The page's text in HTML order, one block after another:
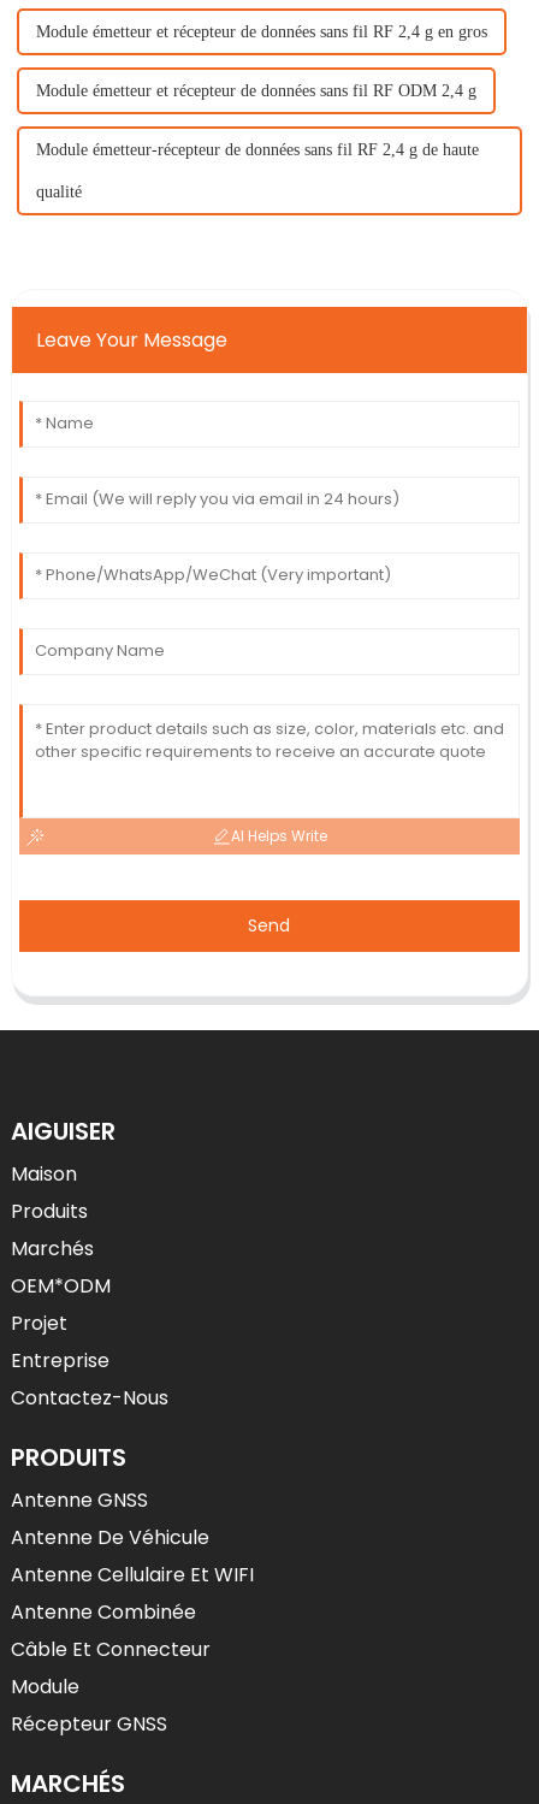
Module émetteur et récepteur de données sans fil RF 2,4 g en gros
Module émetteur et récepteur de données sans fil RF ODM 2,4 g
Module émetteur-récepteur de données sans fil RF 2,4 g de haute
qualité
Leave Your Message
AI Helps Write
Send
AIGUISER
Maison
Produits
Marchés
OEM*ODM
Projet
Entreprise
Contactez-Nous
PRODUITS
Antenne GNSS
Antenne De Véhicule
Antenne Cellulaire Et WIFI
Antenne Combinée
Câble Et Connecteur
Module
Récepteur GNSS
MARCHÉS